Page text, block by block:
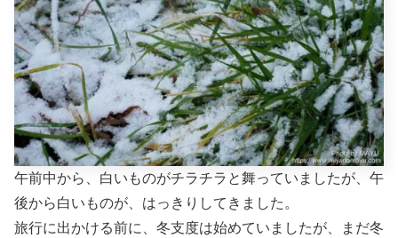
午前中から、白いものがチラチラと舞っていましたが、午
後から白いものが、はっきりしてきました。
旅行に出かける前に、冬支度は始めていましたが、まだ冬